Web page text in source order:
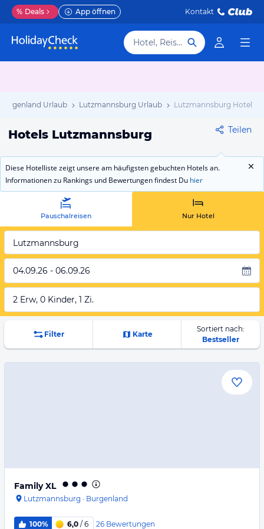
% Deals App öffnen Kontakt
Hotel, Reiseziel
Burgenland Urlaub Lutzmannsburg Urlaub Lutzmannsburg Hotels
Hotels Lutzmannsburg Teilen
Diese Hotelliste zeigt unsere am häufigsten gebuchten Hotels an.
Informationen zu Rankings und Bewertungen findest Du hier
Pauschalreisen Nur Hotel
Lutzmannsburg
04.09.26 - 06.09.26
2 Erw, 0 Kinder, 1 Zi.
Filter Karte
Sortiert nach:
Bestseller
Family XL
Lutzmannsburg · Burgenland
100% 6,0 / 6 26 Bewertungen